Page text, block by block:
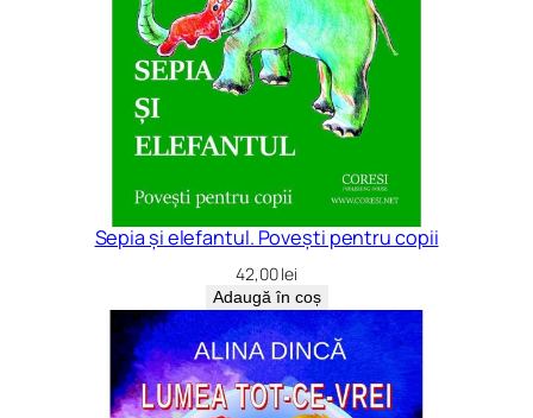
Sepia și elefantul. Povești pentru copii
42,00lei
Adaugă în coș